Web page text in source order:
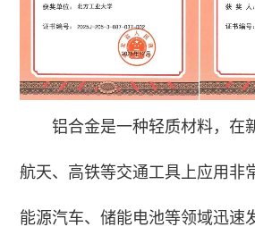
铝合金是一种轻质材料，在
航天、高铁等交通工具上应用非
能源汽车、储能电池等领域迅速